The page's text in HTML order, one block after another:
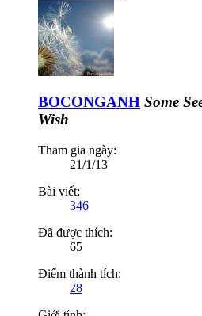
BOCONGANH Some
Wish
Tham gia ngày:
21/1/13
Bài viết:
346
Đã được thích:
65
Điểm thành tích:
28